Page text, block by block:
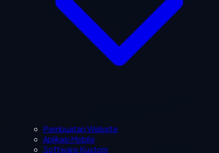
Pembuatan Website
Aplikasi Mobile
Software Kustom